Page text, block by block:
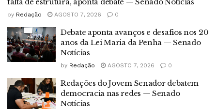
by Redação AGOSTO 7, 2026 0
Debate aponta avanços e desafios nos 20
anos da Lei Maria da Penha — Senado
Notícias
by Redação AGOSTO 7, 2026 0
Redações do Jovem Senador debatem
democracia nas redes — Senado
Notícias